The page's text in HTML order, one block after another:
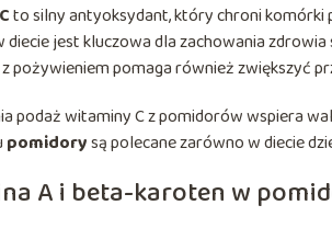
to silny antyoksydant, który chroni komórki
diecie jest kluczowa dla zachowania
pożywieniem pomaga również zwiększyć
podaż witaminy C z pomidorów wspiera
pomidorysą polecane zarówno w diecie
A i beta-karoten w